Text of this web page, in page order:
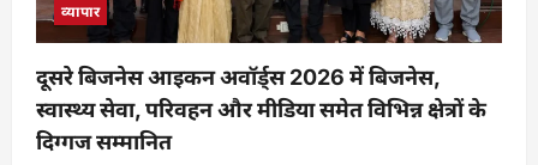
व्यापार
दूसरे बिजनेस आइकन अवॉर्ड्स 2026 में बिजनेस,
स्वास्थ्य सेवा, परिवहन और मीडिया समेत विभिन्न क्षेत्रों के
दिग्गज सम्मानित